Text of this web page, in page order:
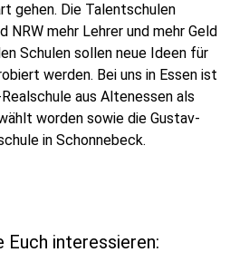
gehen. Die Talentschulen
NRW mehr Lehrer und mehr Geld
Schulen sollen neue Ideen für
werden. Bei uns in Essen ist
aus Altenessen als
worden sowie die Gustav-
in Schonnebeck.
Euch interessieren: